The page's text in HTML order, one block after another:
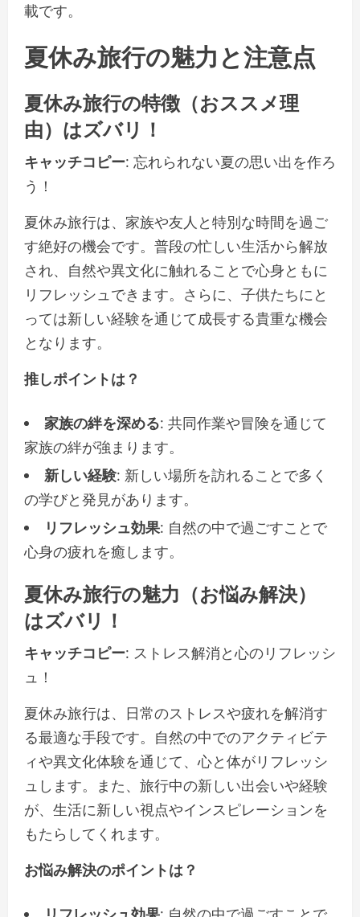
載です。
夏休み旅行の魅力と注意点
夏休み旅行の特徴（おススメ理
由）はズバリ！
キャッチコピー: 忘れられない夏の思い出を作ろ
う！
夏休み旅行は、家族や友人と特別な時間を過ご
す絶好の機会です。普段の忙しい生活から解放
され、自然や異文化に触れることで心身ともに
リフレッシュできます。さらに、子供たちにと
っては新しい経験を通じて成長する貴重な機会
となります。
推しポイントは？
家族の絆を深める: 共同作業や冒険を通じて
家族の絆が強まります。
新しい経験: 新しい場所を訪れることで多く
の学びと発見があります。
リフレッシュ効果: 自然の中で過ごすことで
心身の疲れを癒します。
夏休み旅行の魅力（お悩み解決）
はズバリ！
キャッチコピー: ストレス解消と心のリフレッシ
ュ！
夏休み旅行は、日常のストレスや疲れを解消す
る最適な手段です。自然の中でのアクティビテ
ィや異文化体験を通じて、心と体がリフレッシ
ュします。また、旅行中の新しい出会いや経験
が、生活に新しい視点やインスピレーションを
もたらしてくれます。
お悩み解決のポイントは？